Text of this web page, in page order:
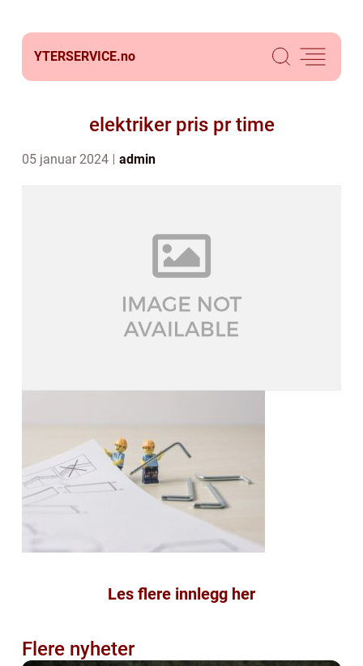
YTERSERVICE.no
elektriker pris pr time
05 januar 2024 admin
Les flere innlegg her
Flere nyheter